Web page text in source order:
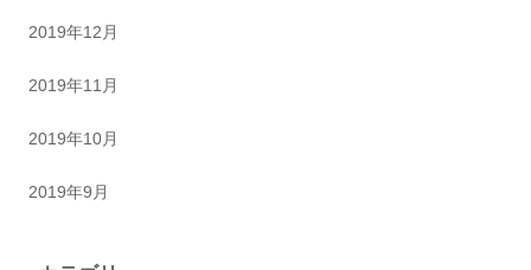
2019年12月
2019年11月
2019年10月
2019年9月